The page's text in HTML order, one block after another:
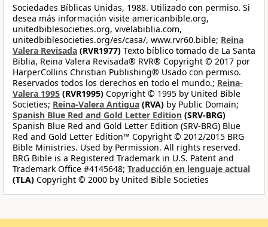
Sociedades Bíblicas Unidas, 1988. Utilizado con permiso. Si
desea más información visite americanbible.org,
unitedbiblesocieties.org, vivelabiblia.com,
unitedbiblesocieties.org/es/casa/, www.rvr60.bible; Reina
Valera Revisada (RVR1977) Texto bíblico tomado de La Santa
Biblia, Reina Valera Revisada® RVR® Copyright © 2017 por
HarperCollins Christian Publishing® Usado con permiso.
Reservados todos los derechos en todo el mundo.; Reina-
Valera 1995 (RVR1995) Copyright © 1995 by United Bible
Societies; Reina-Valera Antigua (RVA) by Public Domain;
Spanish Blue Red and Gold Letter Edition (SRV-BRG)
Spanish Blue Red and Gold Letter Edition (SRV-BRG) Blue
Red and Gold Letter Edition™ Copyright © 2012/2015 BRG
Bible Ministries. Used by Permission. All rights reserved.
BRG Bible is a Registered Trademark in U.S. Patent and
Trademark Office #4145648; Traducción en lenguaje actual
(TLA) Copyright © 2000 by United Bible Societies